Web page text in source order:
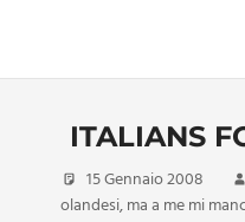
content
imprescindibile,
inevitabileITALIANS
15 Gennaio 2008
olandesi,ma a me mi